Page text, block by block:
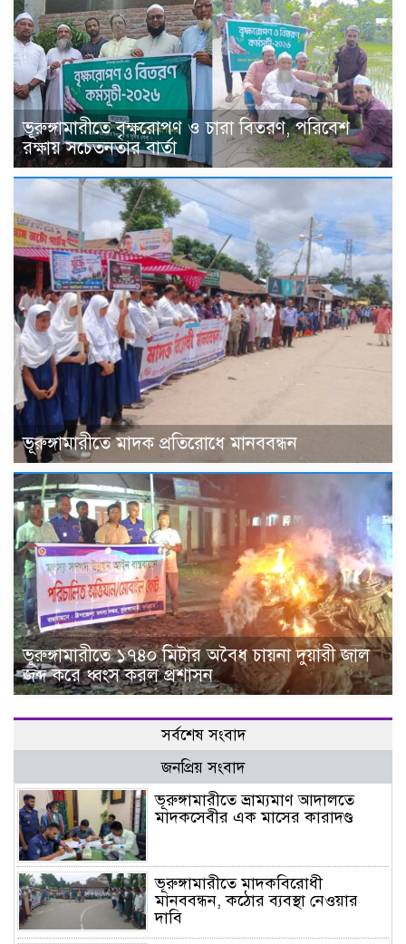
ভূরুঙ্গামারীতে বৃক্ষরোপণ ও চারা বিতরণ, পরিবেশ
রক্ষায় সচেতনতার বার্তা
ভূরুঙ্গামারীতে মাদক প্রতিরোধে মানববন্ধন
ভূরুঙ্গামারীতে ১৭৪০ মিটার অবৈধ চায়না দুয়ারী জাল
জব্দ করে ধ্বংস করল প্রশাসন
সর্বশেষ সংবাদ
জনপ্রিয় সংবাদ
ভূরুঙ্গামারীতে ভ্রাম্যমাণ আদালতে
মাদকসেবীর এক মাসের কারাদণ্ড
ভূরুঙ্গামারীতে মাদকবিরোধী
মানববন্ধন, কঠোর ব্যবস্থা নেওয়ার
দাবি